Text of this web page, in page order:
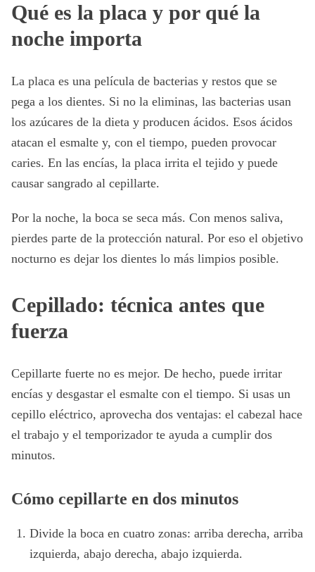
Qué es la placa y por qué la
noche importa
La placa es una película de bacterias y restos que se
pega a los dientes. Si no la eliminas, las bacterias usan
los azúcares de la dieta y producen ácidos. Esos ácidos
atacan el esmalte y, con el tiempo, pueden provocar
caries. En las encías, la placa irrita el tejido y puede
causar sangrado al cepillarte.
Por la noche, la boca se seca más. Con menos saliva,
pierdes parte de la protección natural. Por eso el objetivo
nocturno es dejar los dientes lo más limpios posible.
Cepillado: técnica antes que
fuerza
Cepillarte fuerte no es mejor. De hecho, puede irritar
encías y desgastar el esmalte con el tiempo. Si usas un
cepillo eléctrico, aprovecha dos ventajas: el cabezal hace
el trabajo y el temporizador te ayuda a cumplir dos
minutos.
Cómo cepillarte en dos minutos
Divide la boca en cuatro zonas: arriba derecha, arriba
izquierda, abajo derecha, abajo izquierda.